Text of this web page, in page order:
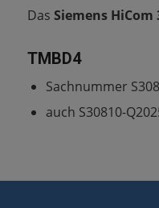
Das Siemens HiCom
TMBD4
Sachnummer
auch S30810-